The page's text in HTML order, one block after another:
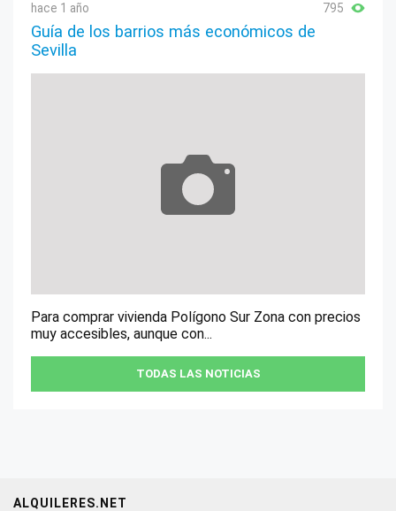
hace 1 año 795
Guía de los barrios más económicos de
Sevilla
Para comprar vivienda Polígono Sur Zona con precios
muy accesibles, aunque con...
TODAS LAS NOTICIAS
ALQUILERES.NET